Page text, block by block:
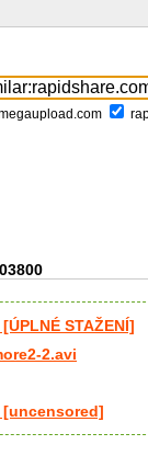
STAŽENÍ]
2.avi
[uncensored]